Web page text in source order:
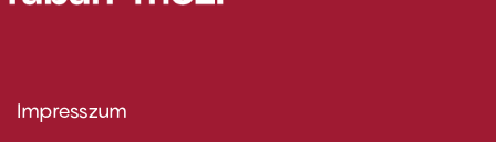
Footer
Impresszum